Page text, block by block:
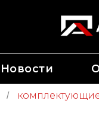
Новости
/